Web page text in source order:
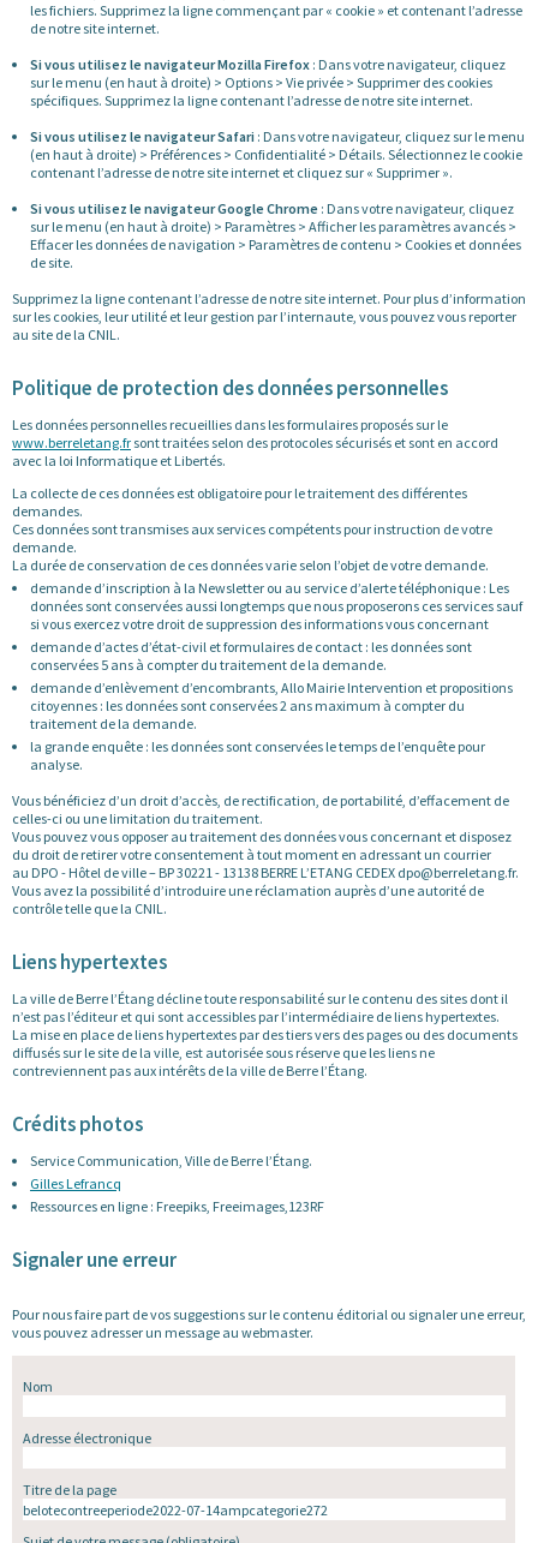
les fichiers. Supprimez la ligne commençant par « cookie » et contenant l’adresse
de notre site internet.
Si vous utilisez le navigateur Mozilla Firefox : Dans votre navigateur, cliquez
sur le menu (en haut à droite) > Options > Vie privée > Supprimer des cookies
spécifiques. Supprimez la ligne contenant l’adresse de notre site internet.
Si vous utilisez le navigateur Safari : Dans votre navigateur, cliquez sur le menu
(en haut à droite) > Préférences > Confidentialité > Détails. Sélectionnez le cookie
contenant l’adresse de notre site internet et cliquez sur « Supprimer ».
Si vous utilisez le navigateur Google Chrome : Dans votre navigateur, cliquez
sur le menu (en haut à droite) > Paramètres > Afficher les paramètres avancés >
Effacer les données de navigation > Paramètres de contenu > Cookies et données
de site.
Supprimez la ligne contenant l’adresse de notre site internet. Pour plus d’information
sur les cookies, leur utilité et leur gestion par l’internaute, vous pouvez vous reporter
au site de la CNIL.
Politique de protection des données personnelles
Les données personnelles recueillies dans les formulaires proposés sur le
www.berreletang.fr sont traitées selon des protocoles sécurisés et sont en accord
avec la loi Informatique et Libertés.
La collecte de ces données est obligatoire pour le traitement des différentes
demandes.
Ces données sont transmises aux services compétents pour instruction de votre
demande.
La durée de conservation de ces données varie selon l’objet de votre demande.
demande d’inscription à la Newsletter ou au service d’alerte téléphonique : Les
données sont conservées aussi longtemps que nous proposerons ces services sauf
si vous exercez votre droit de suppression des informations vous concernant
demande d’actes d’état-civil et formulaires de contact : les données sont
conservées 5 ans à compter du traitement de la demande.
demande d’enlèvement d’encombrants, Allo Mairie Intervention et propositions
citoyennes : les données sont conservées 2 ans maximum à compter du
traitement de la demande.
la grande enquête : les données sont conservées le temps de l’enquête pour
analyse.
Vous bénéficiez d’un droit d’accès, de rectification, de portabilité, d’effacement de
celles-ci ou une limitation du traitement.
Vous pouvez vous opposer au traitement des données vous concernant et disposez
du droit de retirer votre consentement à tout moment en adressant un courrier
au DPO - Hôtel de ville – BP 30221 - 13138 BERRE L’ETANG CEDEX dpo@berreletang.fr.
Vous avez la possibilité d’introduire une réclamation auprès d’une autorité de
contrôle telle que la CNIL.
Liens hypertextes
La ville de Berre l’Étang décline toute responsabilité sur le contenu des sites dont il
n’est pas l’éditeur et qui sont accessibles par l’intermédiaire de liens hypertextes.
La mise en place de liens hypertextes par des tiers vers des pages ou des documents
diffusés sur le site de la ville, est autorisée sous réserve que les liens ne
contreviennent pas aux intérêts de la ville de Berre l’Étang.
Crédits photos
Service Communication, Ville de Berre l’Étang.
Gilles Lefrancq
Ressources en ligne : Freepiks, Freeimages,123RF
Signaler une erreur
Pour nous faire part de vos suggestions sur le contenu éditorial ou signaler une erreur,
vous pouvez adresser un message au webmaster.
Nom
Adresse électronique
Titre de la page